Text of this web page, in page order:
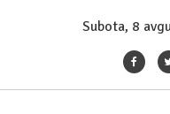
Subota, 8